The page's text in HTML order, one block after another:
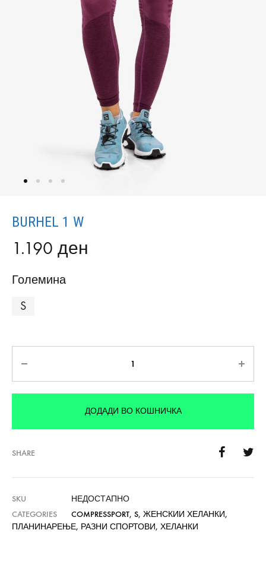
BURHEL 1 W
1.190 ден
Големина
S
ДОДАДИ ВО КОШНИЧКА
SHARE
SKU
НЕДОСТАПНО
CATEGORIES
COMPRESSPORT, S, ЖЕНСКИИ ХЕЛАНКИ,
ПЛАНИНАРЕЊЕ, РАЗНИ СПОРТОВИ, ХЕЛАНКИ